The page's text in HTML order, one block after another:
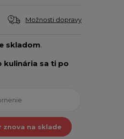
Možnosti dopravy
skladom.
kulinária sa ti po
znova na sklade